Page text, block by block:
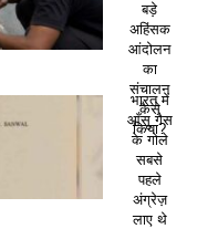
बड़े
अहिंसक
आंदोलन
का
संचालन
कैसे
किया?
भारत में
आँसू गैस
के गोले
सबसे
पहले
अंग्रेज़
लाए थे